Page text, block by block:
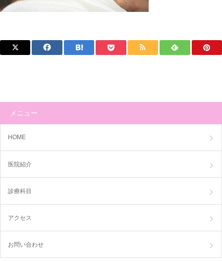
メニュー
HOME
医院紹介
診療科目
アクセス
お問い合わせ